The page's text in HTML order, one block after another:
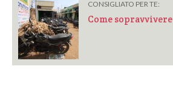
CONSIGLIATO PER TE:
Come